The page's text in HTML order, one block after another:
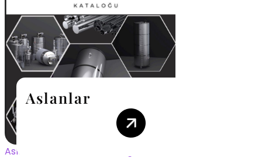
Aslanlar Paslanmaz Katalog
Aslanlar